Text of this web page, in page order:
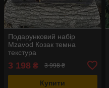
Подарунковий набір
Mzavod Козак темна
текстура
3 198 ₴ 3 998 ₴
Купити